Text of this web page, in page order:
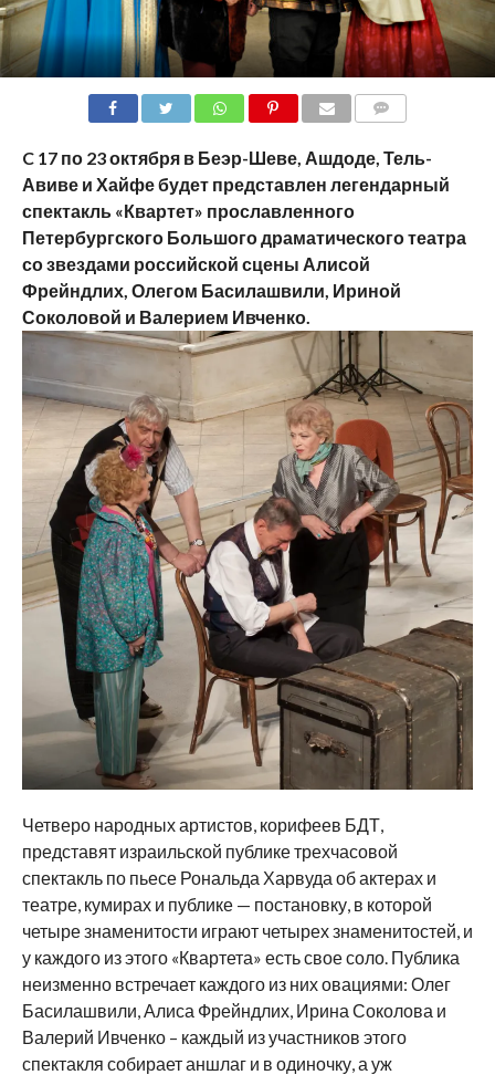
C17 по 23 октября в Беэр-Шеве, Ашдоде, Тель-
Авиве и Хайфе будет представлен легендарный
спектакль «Квартет» прославленного
Петербургского Большого драматического театра
со звездами российской сцены Алисой
Фрейндлих, Олегом Басилашвили, Ириной
Соколовой и Валерием Ивченко.
Четверо народных артистов, корифеев БДТ,
представят израильской публике трехчасовой
спектакль по пьесе Рональда Харвуда об актерах и
театре, кумирах и публике — постановку, в которой
четыре знаменитости играют четырех знаменитостей, и
у каждого из этого «Квартета» есть свое соло. Публика
неизменно встречает каждого из них овациями: Олег
Басилашвили, Алиса Фрейндлих, Ирина Соколова и
Валерий Ивченко – каждый из участников этого
спектакля собирает аншлаг и в одиночку, а уж